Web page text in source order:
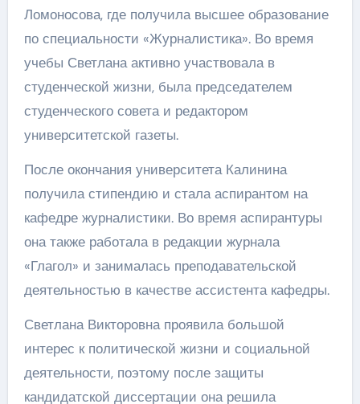
Ломоносова, где получила высшее образование
по специальности «Журналистика». Во время
учебы Светлана активно участвовала в
студенческой жизни, была председателем
студенческого совета и редактором
университетской газеты.
После окончания университета Калинина
получила стипендию и стала аспирантом на
кафедре журналистики. Во время аспирантуры
она также работала в редакции журнала
«Глагол» и занималась преподавательской
деятельностью в качестве ассистента кафедры.
Светлана Викторовна проявила большой
интерес к политической жизни и социальной
деятельности, поэтому после защиты
кандидатской диссертации она решила